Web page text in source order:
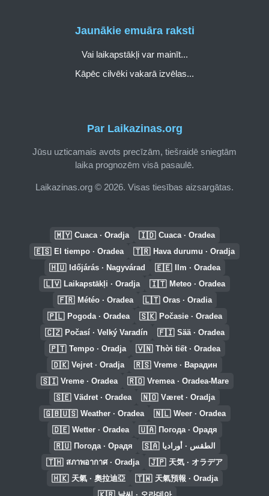
Par Laikazinas.org
Jūsu uzticamais avots precīzām, tiešraidē sniegtām
laika prognozēm visā pasaulē.
Laikazinas.org © 2026. Visas tiesības aizsargātas.
Jaunākie emuāra raksti
Vai laikapstākļi var mainīt...
Kāpēc cilvēki vakarā izvēlas...
🇲🇾 Cuaca · Oradja 🇮🇩 Cuaca · Oradea
🇪🇸 El tiempo · Oradea 🇹🇷 Hava durumu · Oradja
🇭🇺 Időjárás · Nagyvárad 🇪🇪 Ilm · Oradea
🇱🇻 Laikapstākļi · Oradja 🇮🇹 Meteo · Oradea
🇫🇷 Météo · Oradea 🇱🇹 Oras · Oradia
🇵🇱 Pogoda · Oradea 🇸🇰 Počasie · Oradea
🇨🇿 Počasí · Velký Varadín 🇫🇮 Sää · Oradea
🇵🇹 Tempo · Oradja 🇻🇳 Thời tiết · Oradea
🇩🇰 Vejret · Oradja 🇷🇸 Vreme · Варадин
🇸🇮 Vreme · Oradea 🇷🇴 Vremea · Oradea-Mare
🇸🇪 Vädret · Oradea 🇳🇴 Været · Oradja
🇬🇧🇺🇸 Weather · Oradea 🇳🇱 Weer · Oradea
🇩🇪 Wetter · Oradea 🇺🇦 Погода · Орадя
🇷🇺 Погода · Орадя 🇸🇦 الطقس · أوراديا
🇹🇭 สภาพอากาศ · Oradja 🇯🇵 天気 · オラデア
🇭🇰 天氣 · 奧拉迪亞 🇹🇼 天氣預報 · Oradja